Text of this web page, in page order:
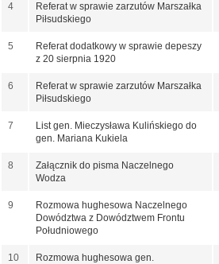
4
Referat w sprawie zarzutów Marszałka
Piłsudskiego
5
Referat dodatkowy w sprawie depeszy
z 20 sierpnia 1920
6
Referat w sprawie zarzutów Marszałka
Piłsudskiego
7
List gen. Mieczysława Kulińskiego do
gen. Mariana Kukiela
8
Załącznik do pisma Naczelnego
Wodza
9
Rozmowa hughesowa Naczelnego
Dowództwa z Dowództwem Frontu
Południowego
10
Rozmowa hughesowa gen.